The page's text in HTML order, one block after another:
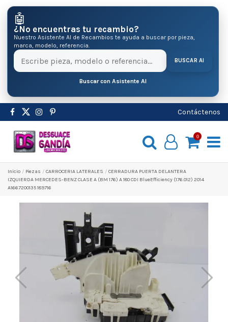
🤖
¿No encuentras tu recambio?
Nuestro Asistente AI de Recambios te ayuda a buscar por pieza,
marca, modelo, referencia.
BUSCAR AI
Buscar con Asistente AI
Contáctenos
0
Inicio Pіezas CARROCERIA LATERALES
CERRADURA PUERTA DELANTERA
IZQUIERDA MERCEDES-BENZ CLASE A (BM 176) A 180 CDI BlueEfficiency (176.012) 2014
A1667200135 189716